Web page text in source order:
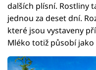
dalších plísní. Rostliny
jednou za deset dní.
které jsou vystaveny
Mléko totiž působí jako